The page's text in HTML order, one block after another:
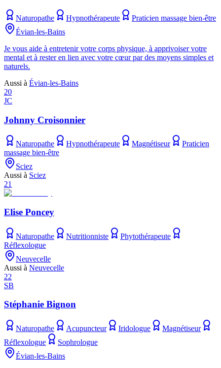
Naturopathe Hypnothérapeute
Praticien massage bien-être
Évian-les-Bains
Je vous aide à entretenir votre corps physique, à apprivoiser votre
mental et à rester en lien avec votre cœur par des moyens simples et
naturels.
Aussi à Évian-les-Bains
20
JC
Johnny Croisonnier
Naturopathe Hypnothérapeute Magnétiseur
Praticien
massage bien-être
Sciez
Aussi à Sciez
21
Elise Poncey
Naturopathe Nutritionniste
Phytothérapeute
Réflexologue
Neuvecelle
Aussi à Neuvecelle
22
SB
Stéphanie Bignon
Naturopathe Acupuncteur Iridologue
Magnétiseur
Réflexologue
Sophrologue
Évian-les-Bains